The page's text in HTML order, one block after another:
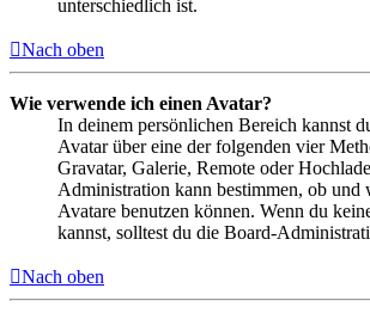
unterschiedlich ist.
Nach oben
Wie verwende ich einen Avatar?
In deinem persönlichen Bereich kannst
Avatar über eine der folgenden vier
Gravatar, Galerie, Remote oder
Administration kann bestimmen, ob und
Avatare benutzen können. Wenn du
kannst, solltest du die Board-
Nach oben